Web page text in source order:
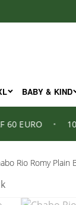
BABY & KIND
• 100%
Rio Romy Plain